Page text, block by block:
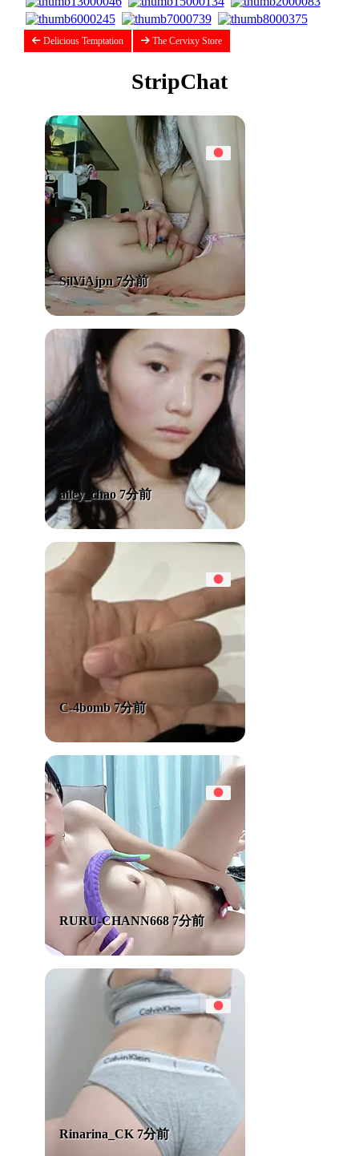
Delicious Temptation The Cervixy Store
StripChat
SilViAjpn 7分前
ailey_chao 7分前
C-4bomb 7分前
RURU-CHANN668 7分前
Rinarina_CK 7分前